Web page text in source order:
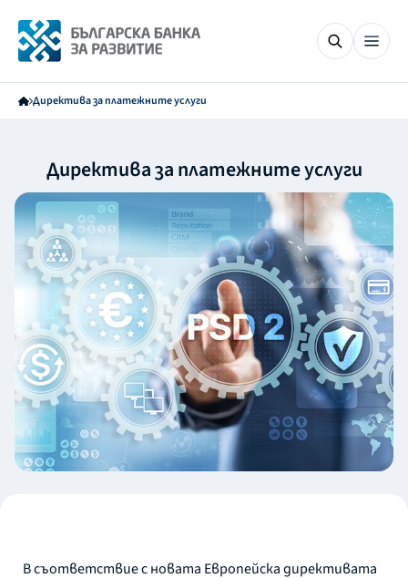
Директива за платежните услуги
Директива за платежните услуги
В съответствие с новата Европейска директивата